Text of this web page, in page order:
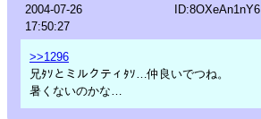
2004-07-26
17:50:27
ID:8OXeAn1nY6
>>1296
兄ﾀｿとミルクティﾀｿ…仲良いでつね。
暑くないのかな…